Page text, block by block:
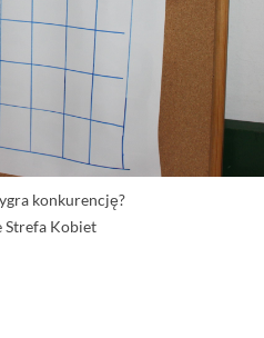
konkurencję?
Strefa Kobiet